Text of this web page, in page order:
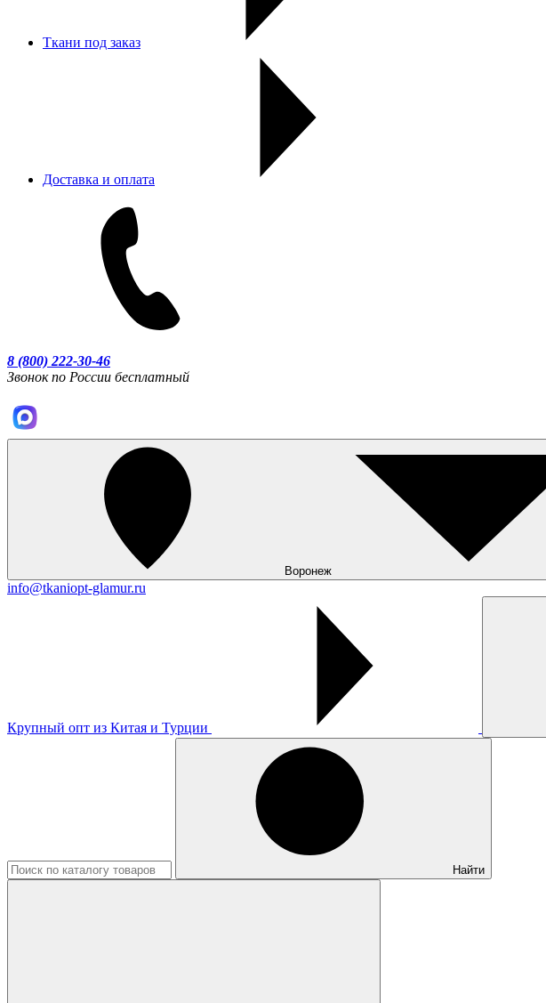
Ткани под заказ
Доставка и оплата
8 (800) 222-30-46
Звонок по России бесплатный
Воронеж
info@tkaniopt-glamur.ru
Крупный опт из Китая и Турции
Найти